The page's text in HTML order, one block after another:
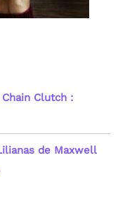
Clutch :
de Maxwell